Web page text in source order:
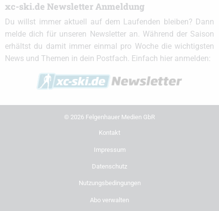
xc-ski.de Newsletter Anmeldung
Du willst immer aktuell auf dem Laufenden bleiben? Dann
melde dich für unseren Newsletter an. Während der Saison
erhältst du damit immer einmal pro Woche die wichtigsten
News und Themen in dein Postfach. Einfach hier anmelden:
© 2026 Felgenhauer Medien GbR
Kontakt
Impressum
Datenschutz
Nutzungsbedingungen
Abo verwalten